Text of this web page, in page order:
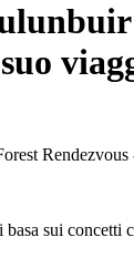
sui concetti